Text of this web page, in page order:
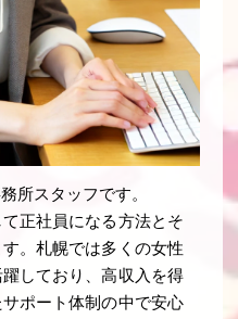
所スタッフです。
正社員になる方法とそ
。札幌では多くの女性
しており、高収入を得
ポート体制の中で安心